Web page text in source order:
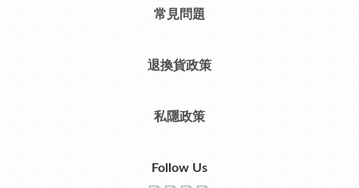
常見問題
退換貨政策
私隱政策
Follow Us